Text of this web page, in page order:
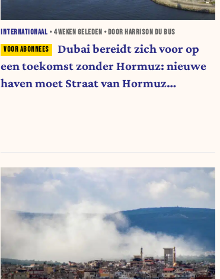
INTERNATIONAAL • 4 WEKEN GELEDEN • DOOR HARRISON DU BUS
Dubai bereidt zich voor op
een toekomst zonder Hormuz: nieuwe
haven moet Straat van Hormuz